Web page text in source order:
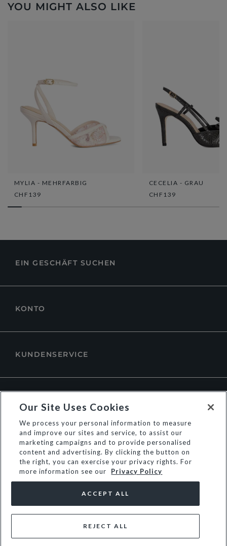
YOU MIGHT ALSO LIKE
MYLIA - MEHRFARBIG
CHF139
CECELIA - GRAU
CHF139
EIN GESCHÄFT SUCHEN
KONTO
KUNDENSERVICE
© Dune Group Limited
Our Site Uses Cookies
We process your personal information to measure
and improve our sites and service, to assist our
marketing campaigns and to provide personalised
content and advertising. By clicking the button on
the right, you can exercise your privacy rights. For
more information see our
Privacy Policy
REJECT ALL
ACCEPT ALL